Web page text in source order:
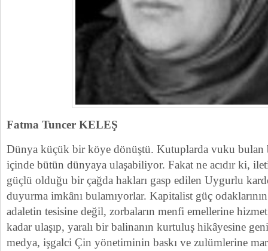
Fatma Tuncer KELEŞ
Dünya küçük bir köye dönüştü. Kutuplarda vuku bulan
içinde bütün dünyaya ulaşabiliyor. Fakat ne acıdır ki,
güçlü olduğu bir çağda hakları gasp edilen Uygurlu
duyurma imkânı bulamıyorlar. Kapitalist güç
adaletin tesisine değil, zorbaların menfi emellerine
kadar ulaşıp, yaralı bir balinanın kurtuluş hikâyesine
medya, işgalci Çin yönetiminin baskı ve zulümlerine